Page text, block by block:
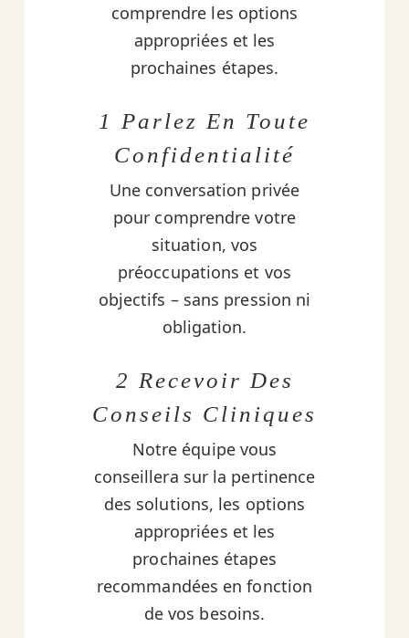
comprendre les options
appropriées et les
prochaines étapes.
1 Parlez En Toute
Confidentialité
Une conversation privée
pour comprendre votre
situation, vos
préoccupations et vos
objectifs – sans pression ni
obligation.
2 Recevoir Des
Conseils Cliniques
Notre équipe vous
conseillera sur la pertinence
des solutions, les options
appropriées et les
prochaines étapes
recommandées en fonction
de vos besoins.